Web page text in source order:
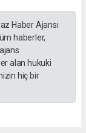
Haber Ajansı
haberler,
alan hukuki
hiç bir